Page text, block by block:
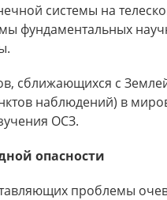
системы на
фундаментальных
сближающихся с
наблюдений) в
ОСЗ.
опасности
проблемы